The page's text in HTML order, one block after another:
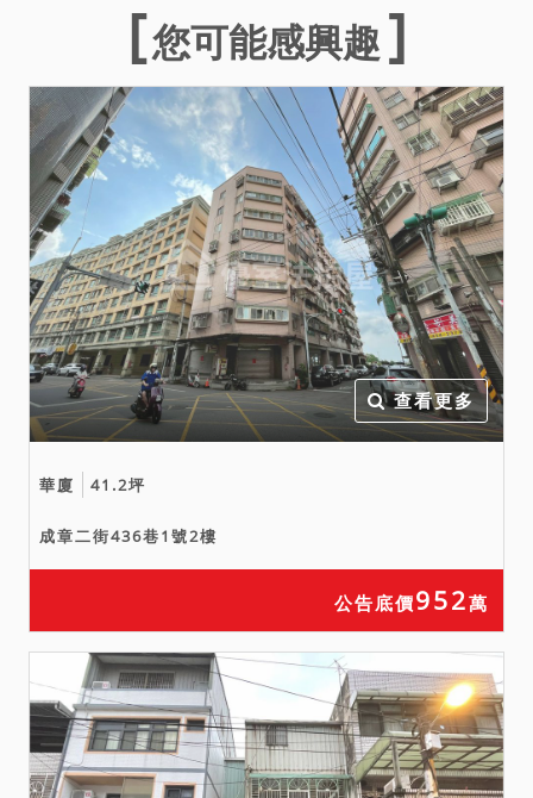
賣，請投標人分別出價。
二、拍賣最低價額合計新台
幣：6,432,000元，以總價
最高者得標。
三、保證金新台幣：
1,287,000元。
四、本件不動產有抵押權設
定，拍定後全部塗銷。
您可能感興趣
查看更多
華廈 41.2坪
成章二街436巷1號2樓
公告底價952萬